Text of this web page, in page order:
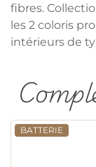
fibres.
les 2 coloris
intérieurs de
BATTERIE